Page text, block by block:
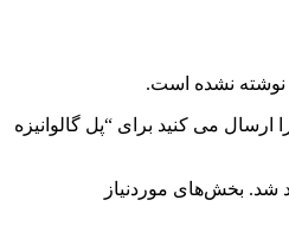
نوشته نشده است.
ارسال می کنید برای “پل گالوانیزه
شد. بخش‌های موردنیاز